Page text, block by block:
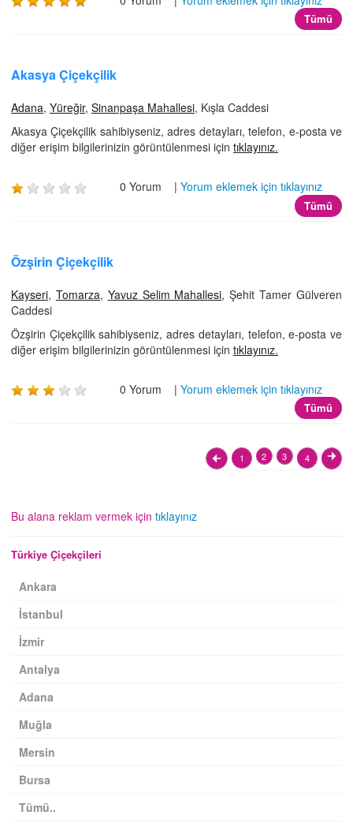
Tümü
Akasya Çiçekçilik
Adana, Yüreğir, Sinanpaşa Mahallesi, Kışla Caddesi
Akasya Çiçekçilik sahibiyseniz, adres detayları, telefon, e-posta ve
diğer erişim bilgilerinizin görüntülenmesi için tıklayınız.
0 Yorum | Yorum eklemek için tıklayınız
Tümü
Özşirin Çiçekçilik
Kayseri, Tomarza, Yavuz Selim Mahallesi, Şehit Tamer Gülveren
Caddesi
Özşirin Çiçekçilik sahibiyseniz, adres detayları, telefon, e-posta ve
diğer erişim bilgilerinizin görüntülenmesi için tıklayınız.
0 Yorum | Yorum eklemek için tıklayınız
Tümü
1 2 3 4
Bu alana reklam vermek için tıklayınız
Türkiye Çiçekçileri
Ankara
İstanbul
İzmir
Antalya
Adana
Muğla
Mersin
Bursa
Tümü..